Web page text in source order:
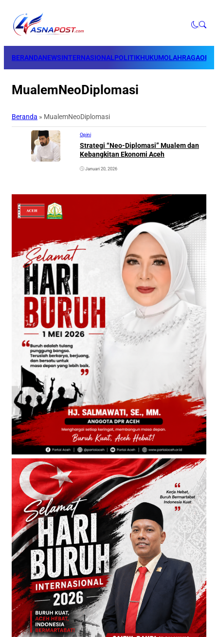
BERANDANEWSINTERNASIONALPOLITIKHUKUMOLAHRAGAOPINI
MualemNeoDiplomasi
Beranda » MualemNeoDiplomasi
Opini
Strategi “Neo-Diplomasi” Mualem dan
Kebangkitan Ekonomi Aceh
Januari 20, 2026